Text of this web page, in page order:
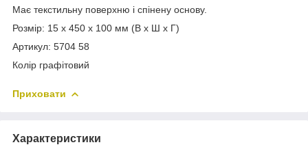
Має текстильну поверхню і спінену основу.
Розмір: 15 x 450 x 100 мм (В x Ш x Г)
Артикул: 5704 58
Колір графітовий
Приховати
Характеристики